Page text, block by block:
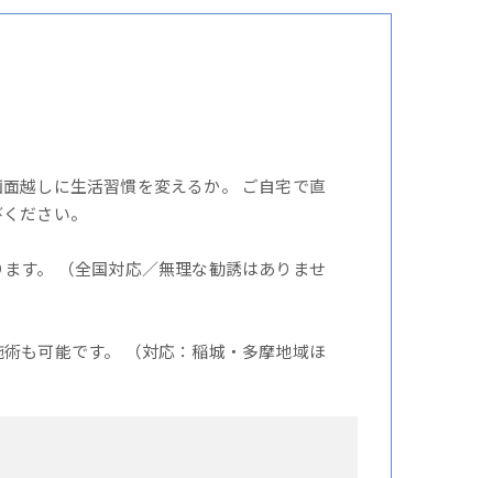
越しに生活習慣を変えるか。 ご自宅で直
ださい。
す。 （全国対応／無理な勧誘はありませ
も可能です。 （対応：稲城・多摩地域ほ